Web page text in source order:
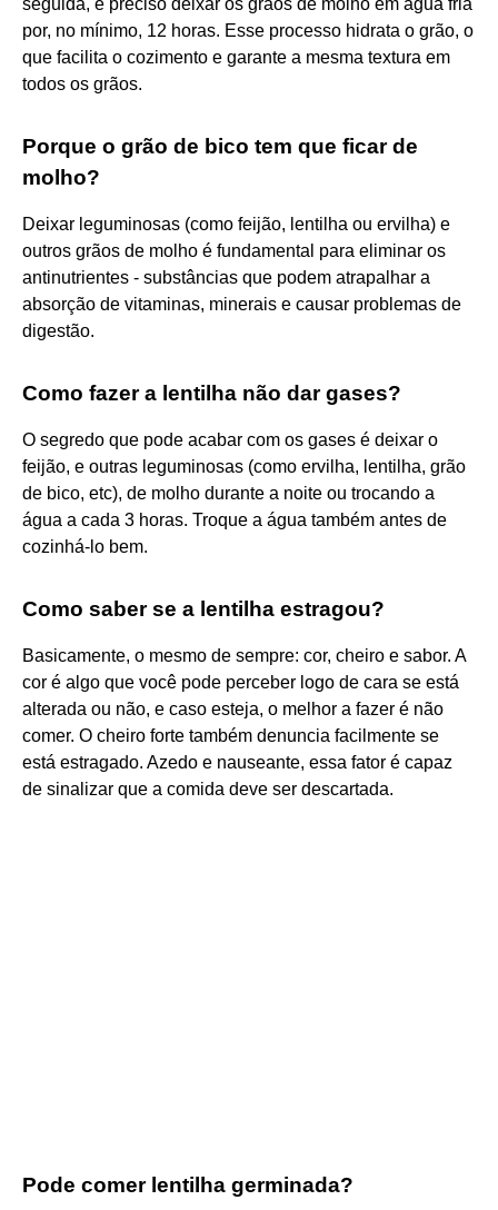
por, no mínimo, 12 horas. Esse processo hidrata o grão, o
que facilita o cozimento e garante a mesma textura em
todos os grãos.
Porque o grão de bico tem que ficar de
molho?
Deixar leguminosas (como feijão, lentilha ou ervilha) e
outros grãos de molho é fundamental para eliminar os
antinutrientes - substâncias que podem atrapalhar a
absorção de vitaminas, minerais e causar problemas de
digestão.
Como fazer a lentilha não dar gases?
O segredo que pode acabar com os gases é deixar o
feijão, e outras leguminosas (como ervilha, lentilha, grão
de bico, etc), de molho durante a noite ou trocando a
água a cada 3 horas. Troque a água também antes de
cozinhá-lo bem.
Como saber se a lentilha estragou?
Basicamente, o mesmo de sempre: cor, cheiro e sabor. A
cor é algo que você pode perceber logo de cara se está
alterada ou não, e caso esteja, o melhor a fazer é não
comer. O cheiro forte também denuncia facilmente se
está estragado. Azedo e nauseante, essa fator é capaz
de sinalizar que a comida deve ser descartada.
Pode comer lentilha germinada?